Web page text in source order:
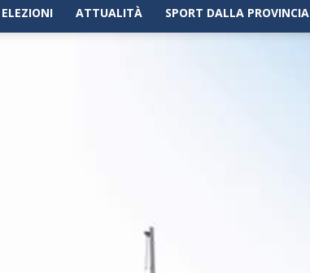
ELEZIONI ATTUALITÀ SPORT DALLA PROVINCIA